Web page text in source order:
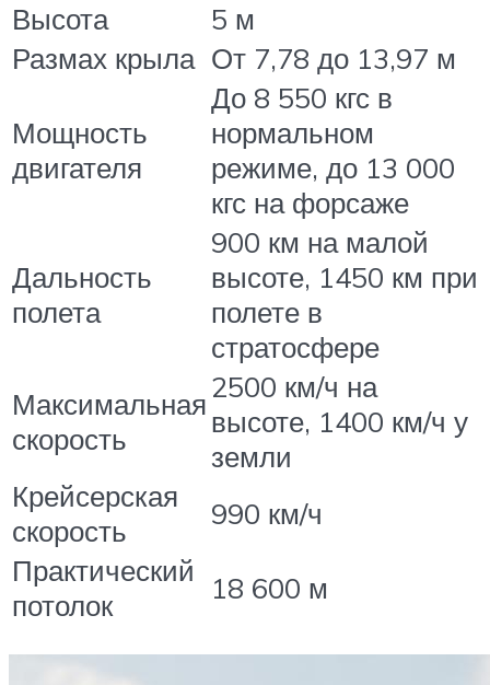
Высота
5 м
Размах крыла От 7,78 до 13,97 м
Мощность
двигателя
До 8 550 кгс в
нормальном
режиме, до 13 000
кгс на форсаже
Дальность
полета
900 км на малой
высоте, 1450 км при
полете в
стратосфере
Максимальная
скорость
2500 км/ч на
высоте, 1400 км/ч у
земли
Крейсерская
скорость
990 км/ч
Практический
потолок
18 600 м